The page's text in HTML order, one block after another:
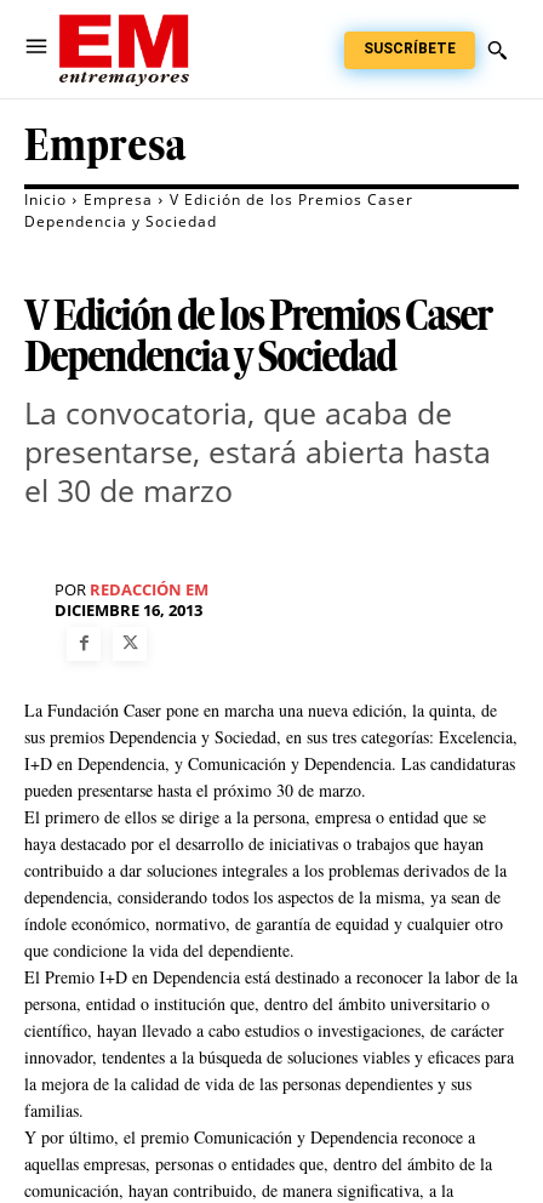
SUSCRÍBETE
Empresa
Inicio Empresa
V Edición de los Premios Caser
Dependencia y Sociedad
V Edición de los Premios Caser
Dependencia y Sociedad
La convocatoria, que acaba de
presentarse, estará abierta hasta
el 30 de marzo
POR REDACCIÓN EM
DICIEMBRE 16, 2013
La Fundación Caser pone en marcha una nueva edición, la quinta, de
sus premios Dependencia y Sociedad, en sus tres categorías: Excelencia,
I+D en Dependencia, y Comunicación y Dependencia. Las candidaturas
pueden presentarse hasta el próximo 30 de marzo.
El primero de ellos se dirige a la persona, empresa o entidad que se
haya destacado por el desarrollo de iniciativas o trabajos que hayan
contribuido a dar soluciones integrales a los problemas derivados de la
dependencia, considerando todos los aspectos de la misma, ya sean de
índole económico, normativo, de garantía de equidad y cualquier otro
que condicione la vida del dependiente.
El Premio I+D en Dependencia está destinado a reconocer la labor de la
persona, entidad o institución que, dentro del ámbito universitario o
científico, hayan llevado a cabo estudios o investigaciones, de carácter
innovador, tendentes a la búsqueda de soluciones viables y eficaces para
la mejora de la calidad de vida de las personas dependientes y sus
familias.
Y por último, el premio Comunicación y Dependencia reconoce a
aquellas empresas, personas o entidades que, dentro del ámbito de la
comunicación, hayan contribuido, de manera significativa, a la